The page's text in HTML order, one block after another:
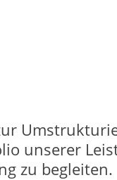
unserer
zu begleiten.